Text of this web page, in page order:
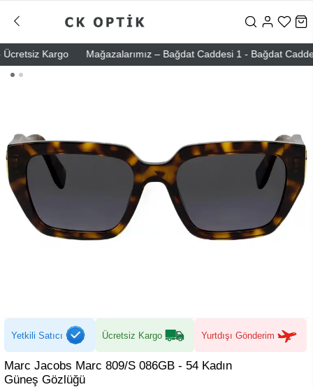
Kargo Mağazalarımız – Bağdat Caddesi 1 - Bağdat
Yetkili Satıcı Ücretsiz Kargo Yurtdışı Gönderim
Marc Jacobs Marc 809/S 086GB - 54 Kadın
Güneş Gözlüğü